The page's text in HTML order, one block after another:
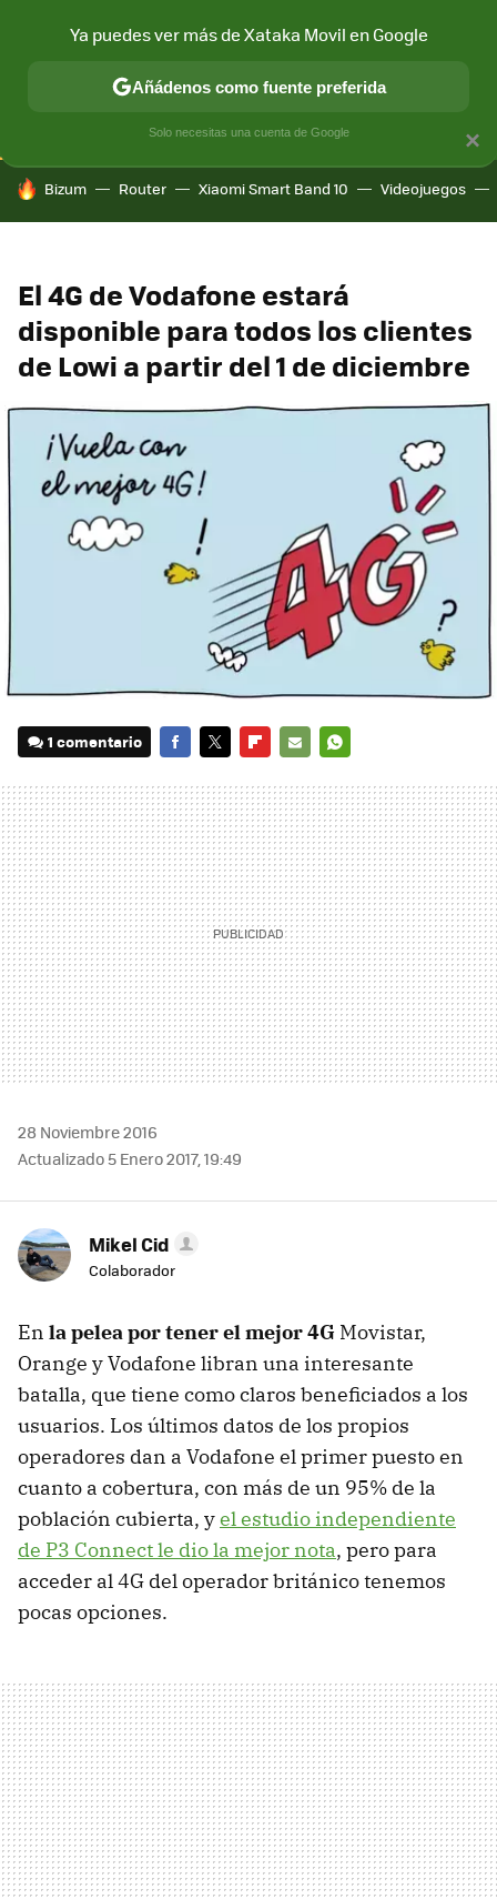
CONECTIVIDAD MÓVIL Y SOCIEDAD APLICACIONES
HOY SE HABLA DE
Bizum Router Xiaomi Smart Band 10 Videojuegos
El 4G de Vodafone estará
disponible para todos los clientes
de Lowi a partir del 1 de diciembre
1 comentario
MAIL
28 Noviembre 2016
Actualizado 5 Enero 2017, 19:49
Mikel Cid
Colaborador
En la pelea por tener el mejor 4G Movistar,
Orange y Vodafone libran una interesante
batalla, que tiene como claros beneficiados a los
usuarios. Los últimos datos de los propios
operadores dan a Vodafone el primer puesto en
cuanto a cobertura, con más de un 95% de la
población cubierta, yel estudio independiente
de P3 Connect le dio la mejor nota, pero para
acceder al 4G del operador británico tenemos
pocas opciones.
×
Ya puedes ver más de Xataka Movil en Google
Añádenos como fuente preferida
Solo necesitas una cuenta de Google